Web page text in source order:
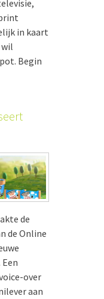
in kaart
Begin
de
de Online
over
aan